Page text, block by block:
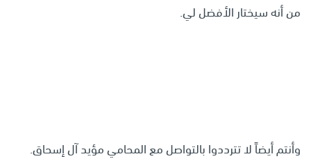
من أنه سيختار الأفضل لي.
وأنتم أيضاً لا تترددوا بالتواصل مع المحامي مؤيد آل إسحاق.